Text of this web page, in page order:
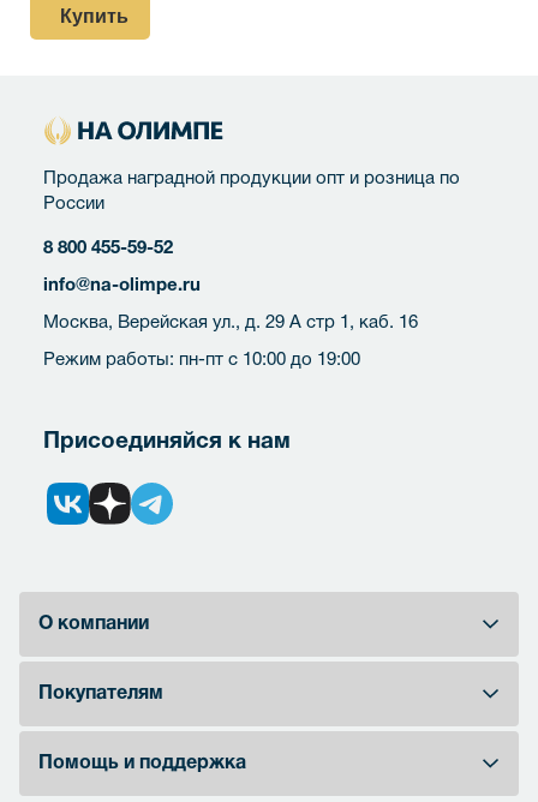
Купить
Продажа наградной продукции опт и розница по
России
8 800 455-59-52
info@na-olimpe.ru
Москва, Верейская ул., д. 29 А стр 1, каб. 16
Режим работы: пн-пт с 10:00 до 19:00
Присоединяйся к нам
О компании
Покупателям
Помощь и поддержка